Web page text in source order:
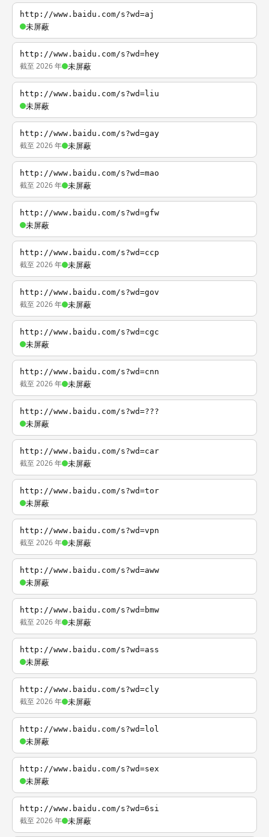
http://www.baidu.com/s?wd=aj
未屏蔽
http://www.baidu.com/s?wd=hey
截至 2026 年 未屏蔽
http://www.baidu.com/s?wd=liu
未屏蔽
http://www.baidu.com/s?wd=gay
截至 2026 年 未屏蔽
http://www.baidu.com/s?wd=mao
截至 2026 年 未屏蔽
http://www.baidu.com/s?wd=gfw
未屏蔽
http://www.baidu.com/s?wd=ccp
截至 2026 年 未屏蔽
http://www.baidu.com/s?wd=gov
截至 2026 年 未屏蔽
http://www.baidu.com/s?wd=cgc
未屏蔽
http://www.baidu.com/s?wd=cnn
截至 2026 年 未屏蔽
http://www.baidu.com/s?wd=???
未屏蔽
http://www.baidu.com/s?wd=car
截至 2026 年 未屏蔽
http://www.baidu.com/s?wd=tor
未屏蔽
http://www.baidu.com/s?wd=vpn
截至 2026 年 未屏蔽
http://www.baidu.com/s?wd=aww
未屏蔽
http://www.baidu.com/s?wd=bmw
截至 2026 年 未屏蔽
http://www.baidu.com/s?wd=ass
未屏蔽
http://www.baidu.com/s?wd=cly
截至 2026 年 未屏蔽
http://www.baidu.com/s?wd=lol
未屏蔽
http://www.baidu.com/s?wd=sex
未屏蔽
http://www.baidu.com/s?wd=6si
截至 2026 年 未屏蔽